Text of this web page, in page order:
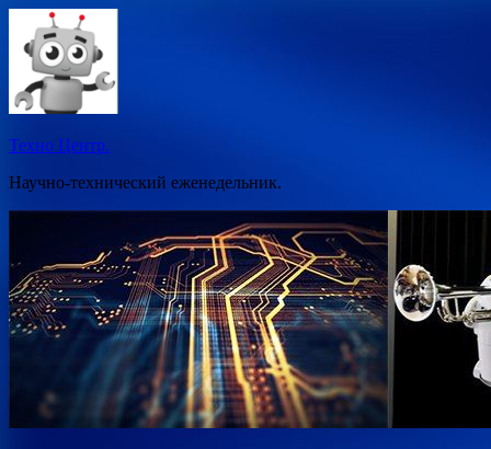
Перейти
содержимому
Техно Центр.
Научно-технический еженедельник.